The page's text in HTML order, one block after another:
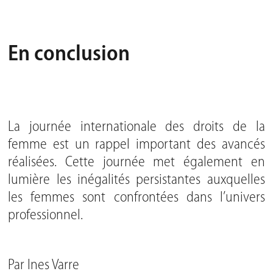
En conclusion
La journée internationale des droits de la
femme est un rappel important des avancés
réalisées. Cette journée met également en
lumière les inégalités persistantes auxquelles
les femmes sont confrontées dans l’univers
professionnel.
Par Ines Varre